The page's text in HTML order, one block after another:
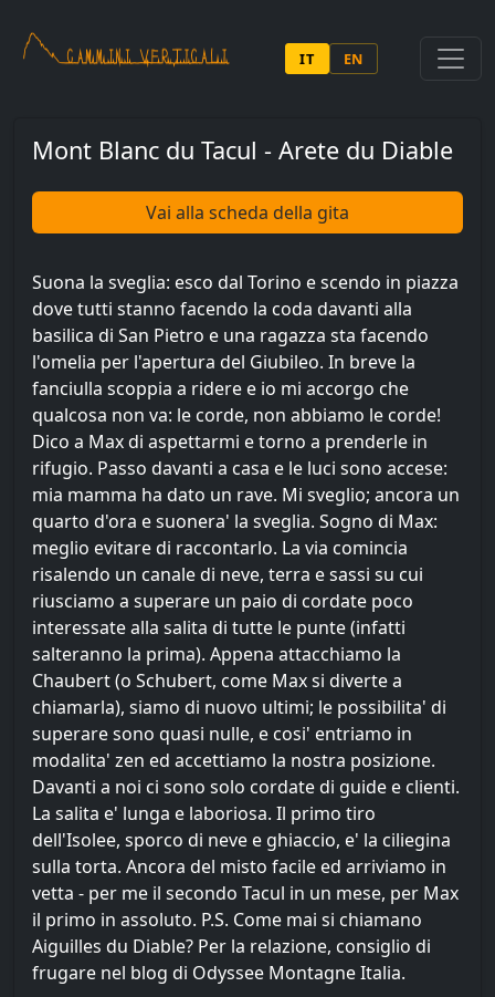
IT EN
Mont Blanc du Tacul - Arete du Diable
Vai alla scheda della gita
Suona la sveglia: esco dal Torino e scendo in piazza
dove tutti stanno facendo la coda davanti alla
basilica di San Pietro e una ragazza sta facendo
l'omelia per l'apertura del Giubileo. In breve la
fanciulla scoppia a ridere e io mi accorgo che
qualcosa non va: le corde, non abbiamo le corde!
Dico a Max di aspettarmi e torno a prenderle in
rifugio. Passo davanti a casa e le luci sono accese:
mia mamma ha dato un rave. Mi sveglio; ancora un
quarto d'ora e suonera' la sveglia. Sogno di Max:
meglio evitare di raccontarlo. La via comincia
risalendo un canale di neve, terra e sassi su cui
riusciamo a superare un paio di cordate poco
interessate alla salita di tutte le punte (infatti
salteranno la prima). Appena attacchiamo la
Chaubert (o Schubert, come Max si diverte a
chiamarla), siamo di nuovo ultimi; le possibilita' di
superare sono quasi nulle, e cosi' entriamo in
modalita' zen ed accettiamo la nostra posizione.
Davanti a noi ci sono solo cordate di guide e clienti.
La salita e' lunga e laboriosa. Il primo tiro
dell'Isolee, sporco di neve e ghiaccio, e' la ciliegina
sulla torta. Ancora del misto facile ed arriviamo in
vetta - per me il secondo Tacul in un mese, per Max
il primo in assoluto. P.S. Come mai si chiamano
Aiguilles du Diable? Per la relazione, consiglio di
frugare nel blog di Odyssee Montagne Italia.